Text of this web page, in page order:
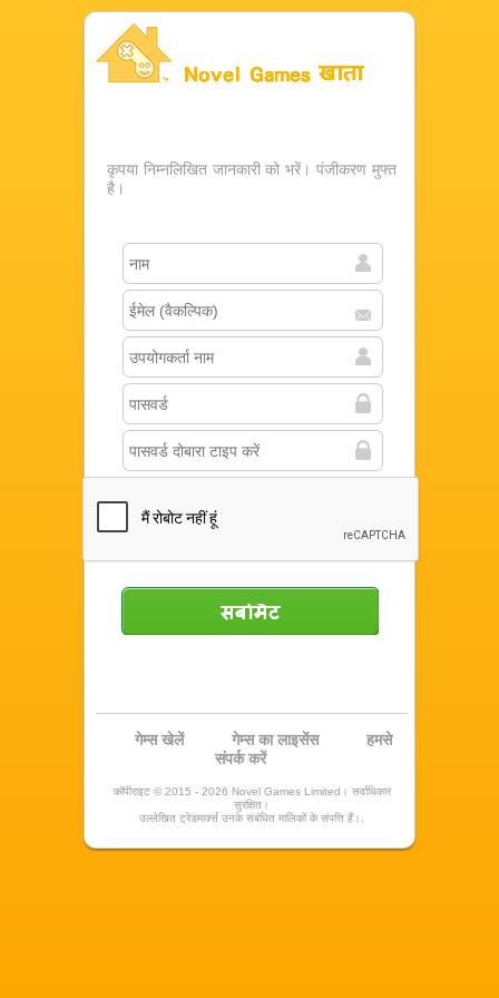
कृपया निम्नलिखित जानकारी को भरें। पंजीकरण मुफ्त
है।
गेम्स खेलें गेम्स का लाइसेंस
हमसे
संपर्क करें
कॉपीराइट © 2015 - 2026 Novel Games Limited। सर्वाधिकार
सुरक्षित।
उल्लेखित ट्रेडमार्क्स उनके संबंधित मालिकों के संपत्ति हैं।.